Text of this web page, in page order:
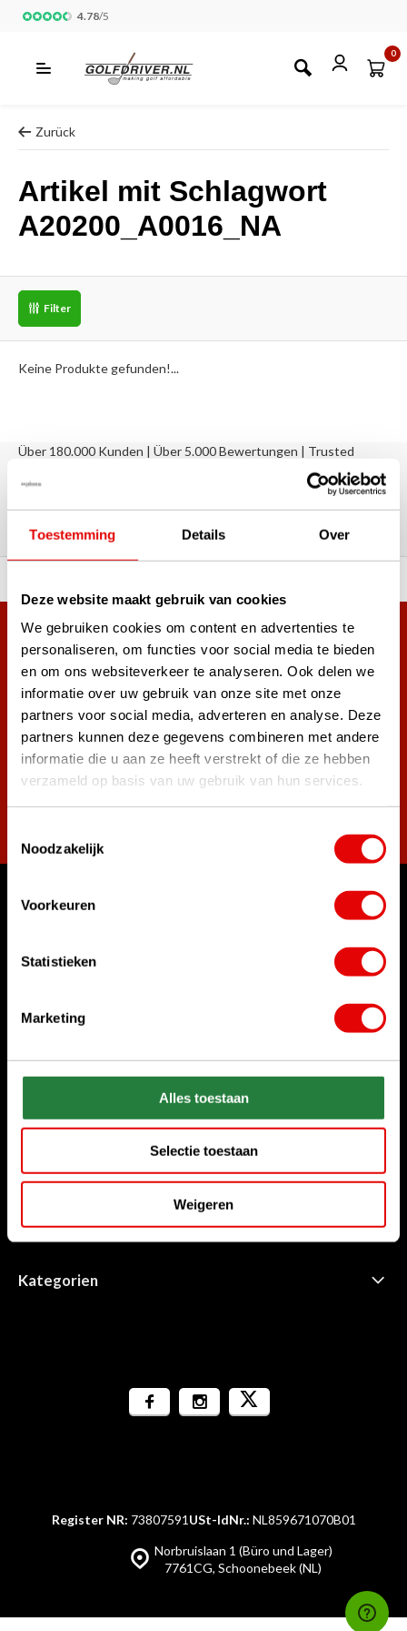
Toestemming Details Over
Deze website maakt gebruik van cookies
We gebruiken cookies om content en advertenties te
personaliseren, om functies voor social media te bieden
en om ons websiteverkeer te analyseren. Ook delen we
informatie over uw gebruik van onze site met onze
partners voor social media, adverteren en analyse. Deze
partners kunnen deze gegevens combineren met andere
informatie die u aan ze heeft verstrekt of die ze hebben
verzameld op basis van uw gebruik van hun services.
Noodzakelijk
Voorkeuren
Statistieken
Marketing
Alles toestaan
Selectie toestaan
Weigeren
4.78/5
0
Zurück
Artikel mit Schlagwort
A20200_A0016_NA
Filter
Keine Produkte gefunden!...
Über 180.000 Kunden | Über 5.000 Bewertungen | Trusted
Bewertungen: Das sagen unsere
Kunden
Mehr als 38.000 Kunden haben sich bereits
angemeldet.
Melde dich für den Newsletter an und verpasse nie wieder
die besten Golfangebote!
Womit können wir Ihnen helfen?
Rufen Sie uns an
Chatten Sie mit uns
Senden Sie uns eine E-Mail
sales@golfdriver.nl
Kundenservice
Informationen
Kategorien
Norbruislaan 1 (Büro und Lager)
7761CG, Schoonebeek (NL)
Register NR: 73807591 USt-IdNr.: NL859671070B01